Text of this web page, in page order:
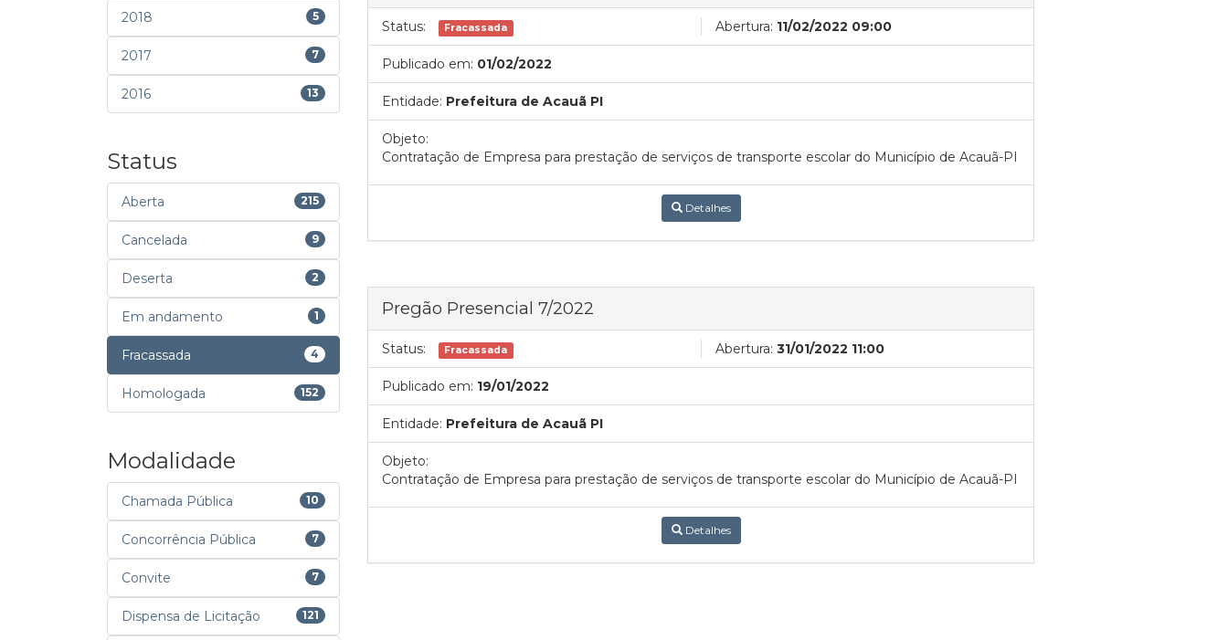
2018 5
2017 7
2016 13
Status
Aberta 215
Cancelada 9
Deserta 2
Em andamento 1
Fracassada 4
Homologada 152
Modalidade
Chamada Pública 10
Concorrência Pública 7
Convite 7
Dispensa de Licitação 121
Status: Fracassada Abertura: 11/02/2022 09:00
Publicado em: 01/02/2022
Entidade: Prefeitura de Acauã PI
Objeto:
Contratação de Empresa para prestação de serviços de transporte escolar do Município de Acauã-PI
Detalhes
Pregão Presencial 7/2022
Status: Fracassada Abertura: 31/01/2022 11:00
Publicado em: 19/01/2022
Entidade: Prefeitura de Acauã PI
Objeto:
Contratação de Empresa para prestação de serviços de transporte escolar do Município de Acauã-PI
Detalhes